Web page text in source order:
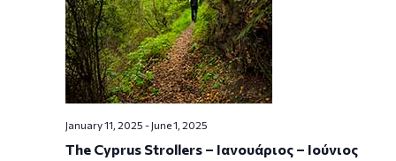
The Cyprus Strollers – Ιανουάριος – Ιούνιος
January 11, 2025 - June 1, 2025